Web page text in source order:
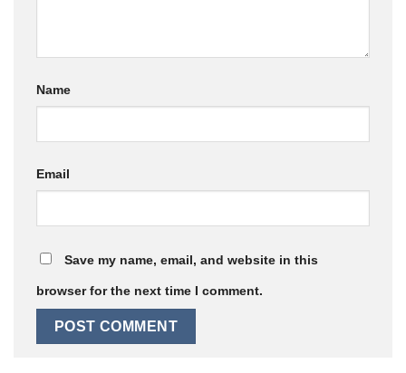
Name
Email
Save my name, email, and website in this
browser for the next time I comment.